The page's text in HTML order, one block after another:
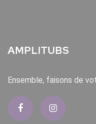
AMPLITUBS
Ensemble, faisons de